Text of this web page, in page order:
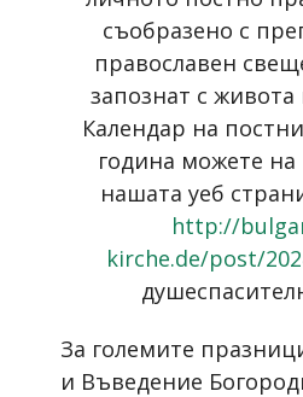
съобразено с
православен
запознат с
Календар на
година можете
нашата уеб
http://
kirche.de/post/
За големите
и Въведение